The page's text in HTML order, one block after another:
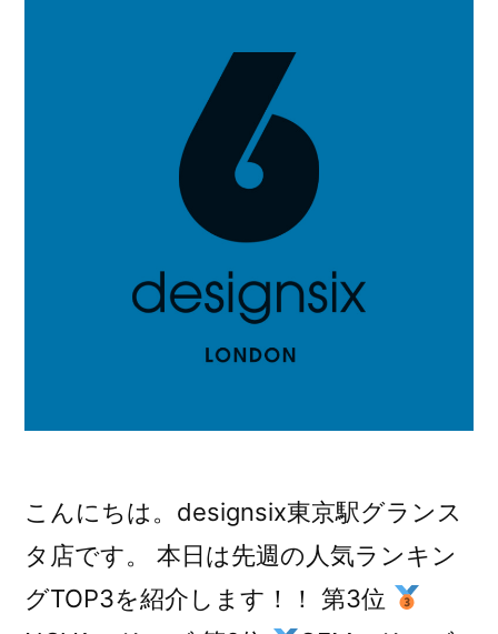
こんにちは。designsix東京駅グランス
タ店です。 本日は先週の人気ランキン
グTOP3を紹介します！！ 第3位